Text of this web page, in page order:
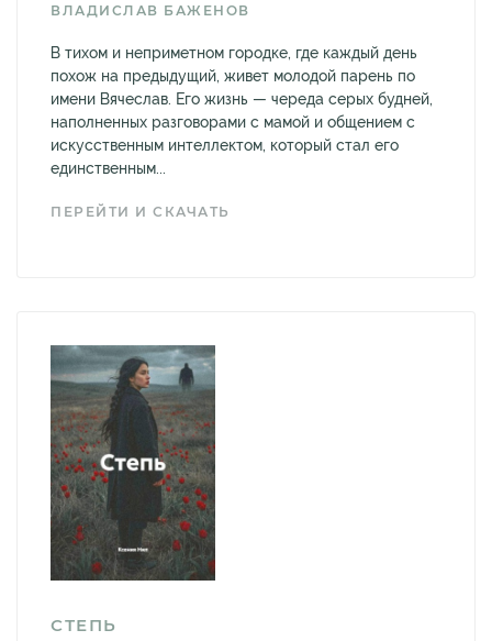
ВЛАДИСЛАВ БАЖЕНОВ
В тихом и неприметном городке, где каждый день
похож на предыдущий, живет молодой парень по
имени Вячеслав. Его жизнь — череда серых будней,
наполненных разговорами с мамой и общением с
искусственным интеллектом, который стал его
единственным...
ПЕРЕЙТИ И СКАЧАТЬ
СТЕПЬ